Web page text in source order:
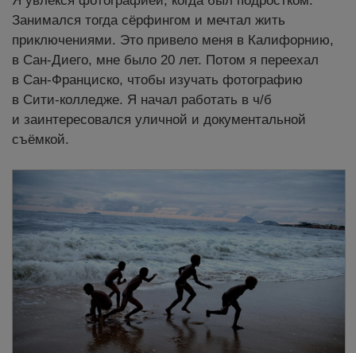
Занимался тогда сёрфингом и мечтал жить
приключениями. Это привело меня в Калифорнию,
в Сан-Диего, мне было 20 лет. Потом я переехал
в Сан-Франциско, чтобы изучать фотографию
в Сити-колледже. Я начал работать в ч/б
и заинтересовался уличной и документальной
съёмкой.